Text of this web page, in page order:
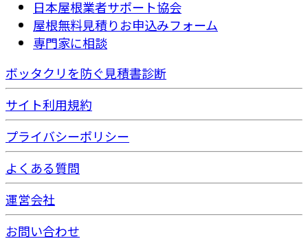
日本屋根業者サポート協会
屋根無料見積りお申込みフォーム
専門家に相談
ボッタクリを防ぐ見積書診断
サイト利用規約
プライバシーポリシー
よくある質問
運営会社
お問い合わせ